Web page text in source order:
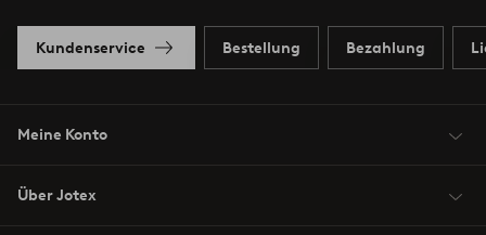
Kundenservice Bestellung Bezahlung
Meine Konto
Über Jotex